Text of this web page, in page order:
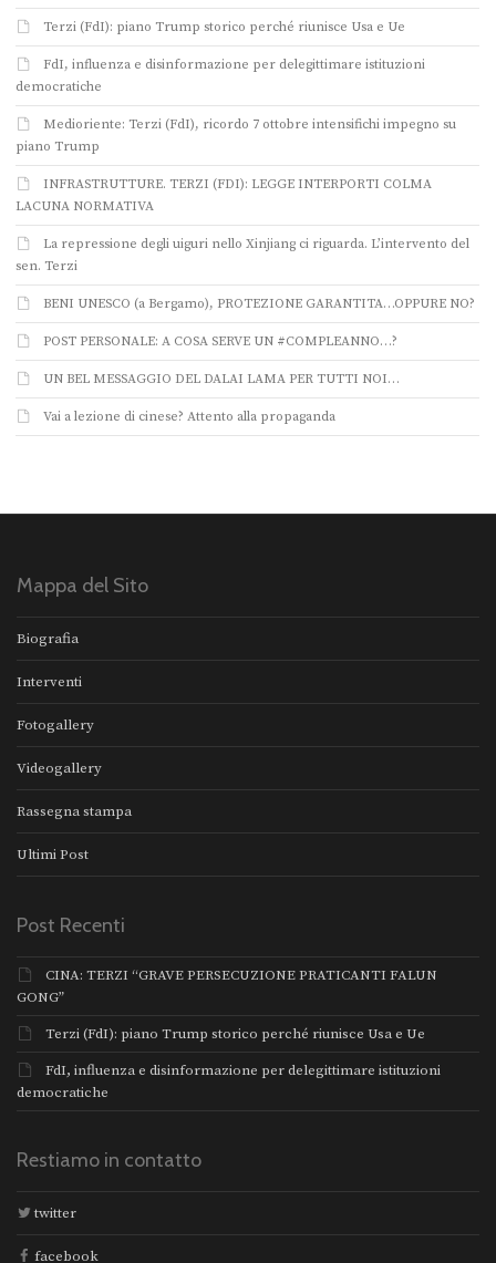
Terzi (FdI): piano Trump storico perché riunisce Usa e Ue
FdI, influenza e disinformazione per delegittimare istituzioni
democratiche
Medioriente: Terzi (FdI), ricordo 7 ottobre intensifichi impegno su
piano Trump
INFRASTRUTTURE. TERZI (FDI): LEGGE INTERPORTI COLMA
LACUNA NORMATIVA
La repressione degli uiguri nello Xinjiang ci riguarda. L’intervento del
sen. Terzi
BENI UNESCO (a Bergamo), PROTEZIONE GARANTITA…OPPURE NO?
POST PERSONALE: A COSA SERVE UN #COMPLEANNO…?
UN BEL MESSAGGIO DEL DALAI LAMA PER TUTTI NOI…
Vai a lezione di cinese? Attento alla propaganda
Mappa del Sito
Biografia
Interventi
Fotogallery
Videogallery
Rassegna stampa
Ultimi Post
Post Recenti
CINA: TERZI “GRAVE PERSECUZIONE PRATICANTI FALUN
GONG”
Terzi (FdI): piano Trump storico perché riunisce Usa e Ue
FdI, influenza e disinformazione per delegittimare istituzioni
democratiche
Restiamo in contatto
twitter
facebook